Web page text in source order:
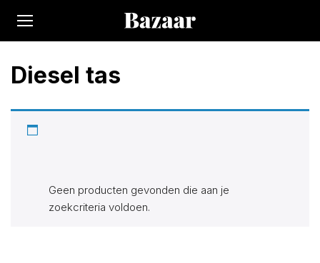
Diesel tas
Alle actuele items in de categorie “Diesel tas”. Zoek, vind en
Geen producten gevonden die aan je
zoekcriteria voldoen.